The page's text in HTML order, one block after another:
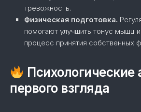
тревожность.
Физическая подготовка.
помогают улучшить тонус мышц
процесс принятия собственных
Психологические
первого взгляда